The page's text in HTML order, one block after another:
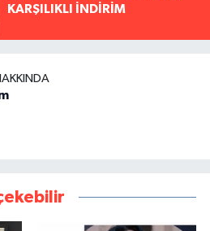
KARŞILIKLI İNDİRİM